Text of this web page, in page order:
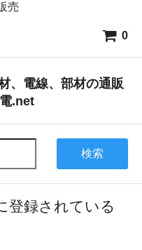
売
0
、電線、部材の通販
.net
検索
登録されている